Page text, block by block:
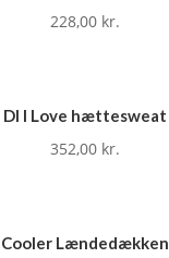
228,00 kr.
DI I Love hættesweat
352,00 kr.
Cooler Lændedækken